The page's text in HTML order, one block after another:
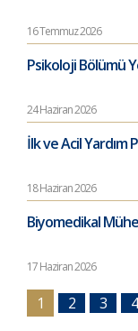
16 Temmuz 2026
Psikoloji Bölümü
24 Haziran 2026
İlk ve Acil Yardım
18 Haziran 2026
Biyomedikal
17 Haziran 2026
1 2 3 4